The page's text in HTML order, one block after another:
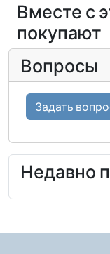
Вместе с
покупают
Вопросы
Задать
Недавно